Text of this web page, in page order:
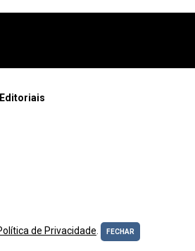
de Privacidade FECHAR